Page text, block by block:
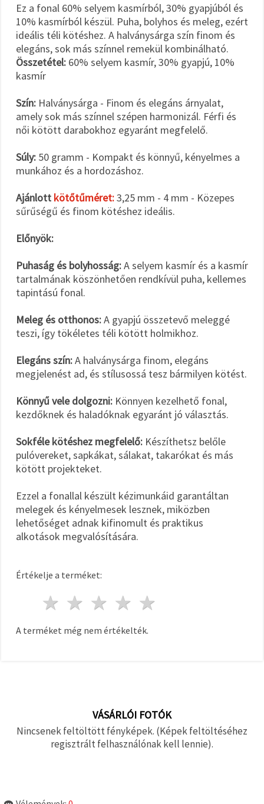
Ez a fonal 60% selyem kasmírból, 30% gyapjúból és
10% kasmírból készül. Puha, bolyhos és meleg, ezért
ideális téli kötéshez. A halványsárga szín finom és
elegáns, sok más színnel remekül kombinálható.
Összetétel: 60% selyem kasmír, 30% gyapjú, 10%
kasmír
Szín: Halványsárga - Finom és elegáns árnyalat,
amely sok más színnel szépen harmonizál. Férfi és
női kötött darabokhoz egyaránt megfelelő.
Súly: 50 gramm - Kompakt és könnyű, kényelmes a
munkához és a hordozáshoz.
Ajánlott kötőtűméret:3,25 mm - 4 mm - Közepes
sűrűségű és finom kötéshez ideális.
Előnyök:
Puhaság és bolyhosság:A selyem kasmír és a kasmír
tartalmának köszönhetően rendkívül puha, kellemes
tapintású fonal.
Meleg és otthonos:A gyapjú összetevő meleggé
teszi, így tökéletes téli kötött holmikhoz.
Elegáns szín:A halványsárga finom, elegáns
megjelenést ad, és stílusossá tesz bármilyen kötést.
Könnyű vele dolgozni: Könnyen kezelhető fonal,
kezdőknek és haladóknak egyaránt jó választás.
Sokféle kötéshez megfelelő: Készíthetsz belőle
pulóvereket, sapkákat, sálakat, takarókat és más
kötött projekteket.
Ezzel a fonallal készült kézimunkáid garantáltan
melegek és kényelmesek lesznek, miközben
lehetőséget adnak kifinomult és praktikus
alkotások megvalósítására.
Értékelje a terméket:
4 csillagok
3 csillagok
2 csillagok
1 csillag
A terméket még nem értékelték.
VÁSÁRLÓI FOTÓK
Nincsenek feltöltött fényképek. (Képek feltöltéséhez
regisztrált felhasználónak kell lennie).